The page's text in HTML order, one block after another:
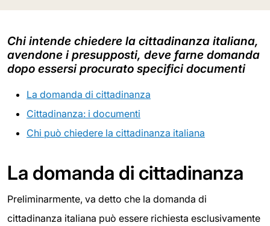
Chi intende chiedere la cittadinanza italiana,
avendone i presupposti, deve farne domanda
dopo essersi procurato specifici documenti
La domanda di cittadinanza
Cittadinanza: i documenti
Chi può chiedere la cittadinanza italiana
La domanda di cittadinanza
Preliminarmente, va detto che la domanda di
cittadinanza italiana può essere richiesta esclusivamente